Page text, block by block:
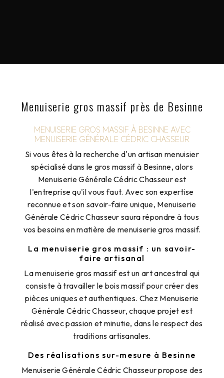
Menuiserie gros massif près de Besinne
MENUISERIE GROS MASSIF À BESINNE AVEC
MENUISERIE GÉNÉRALE CÉDRIC CHASSEUR
Si vous êtes à la recherche d'un artisan menuisier
spécialisé dans le gros massif à Besinne, alors
Menuiserie Générale Cédric Chasseur est
l'entreprise qu'il vous faut. Avec son expertise
reconnue et son savoir-faire unique, Menuiserie
Générale Cédric Chasseur saura répondre à tous
vos besoins en matière de menuiserie gros massif.
La menuiserie gros massif : un savoir-
faire artisanal
La menuiserie gros massif est un art ancestral qui
consiste à travailler le bois massif pour créer des
pièces uniques et authentiques. Chez Menuiserie
Générale Cédric Chasseur, chaque projet est
réalisé avec passion et minutie, dans le respect des
traditions artisanales.
Des réalisations sur-mesure à Besinne
Menuiserie Générale Cédric Chasseur propose des